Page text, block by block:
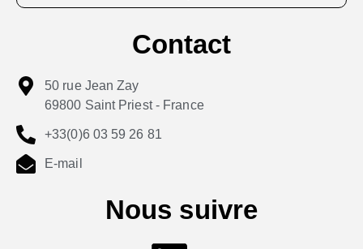
Contact
50 rue Jean Zay
69800 Saint Priest - France
+33(0)6 03 59 26 81
E-mail
Nous suivre